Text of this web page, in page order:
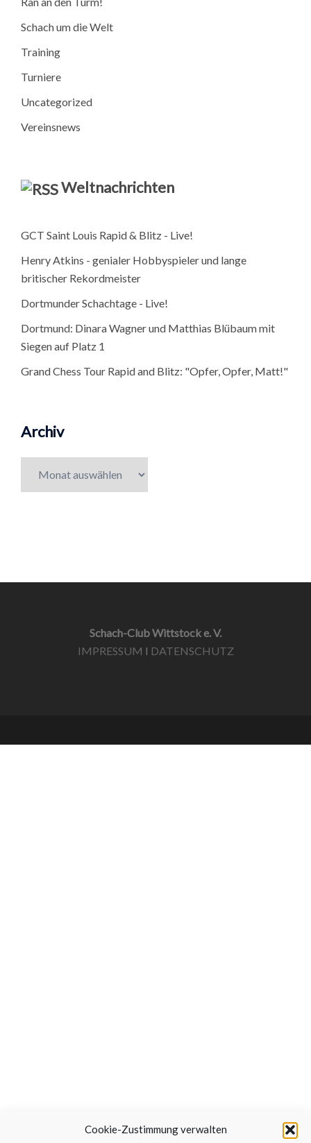
Cookie-Zustimmung verwalten
Schach um die Welt
Training
Turniere
Uncategorized
Vereinsnews
Weltnachrichten
GCT Saint Louis Rapid & Blitz - Live!
Henry Atkins - genialer Hobbyspieler und lange
britischer Rekordmeister
Dortmunder Schachtage - Live!
Dortmund: Dinara Wagner und Matthias Blübaum mit
Siegen auf Platz 1
Grand Chess Tour Rapid and Blitz: "Opfer, Opfer, Matt!"
Archiv
Schach-Club Wittstock e. V.
IMPRESSUM I DATENSCHUTZ